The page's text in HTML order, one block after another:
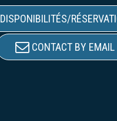
DISPONIBILITÉS/
CONTACT BY EMAIL